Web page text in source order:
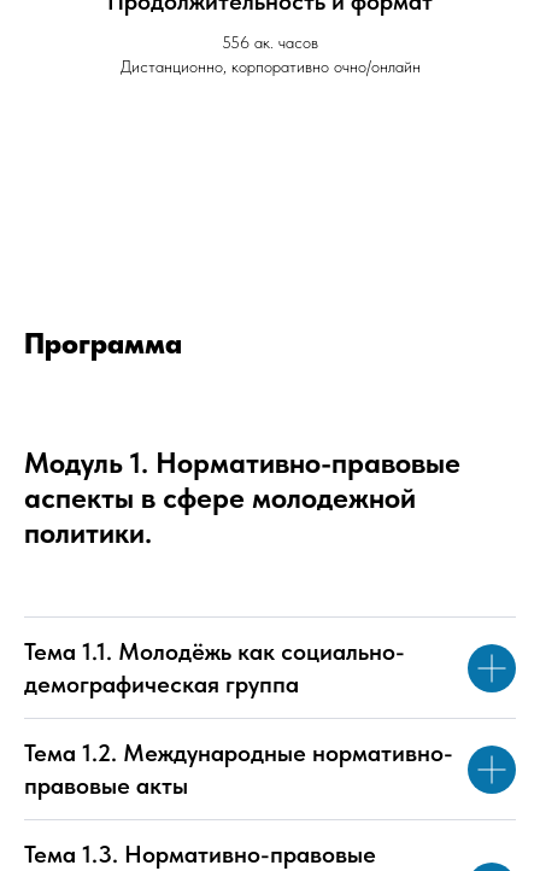
556 ак. часов
Дистанционно, корпоративно очно/онлайн
Программа
Модуль 1. Нормативно-правовые
аспекты в сфере молодежной
политики.
Тема 1.1. Молодёжь как социально-
демографическая группа
Тема 1.2. Международные нормативно-
правовые акты
Тема 1.3. Нормативно-правовые